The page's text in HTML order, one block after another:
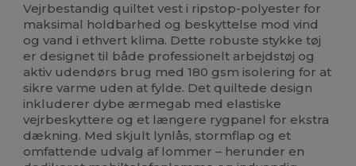
Vejrbestandig quiltet vest i ripstop-polyester for
maksimal holdbarhed og beskyttelse mod vind
og vand i ethvert klima. Dette robuste stykke tøj
er designet til både professionelt arbejdstøj og
aktiv udendørs brug med 180 gsm isolering for at
sikre varme uden at fylde. Det quiltede design
inkluderer dybe ærmegab med elastiske
vejrbeskyttere og et længere rygpanel for ekstra
dækning. Med skjult lynlås, stormflap og et
omfattende udvalg af lommer – herunder en